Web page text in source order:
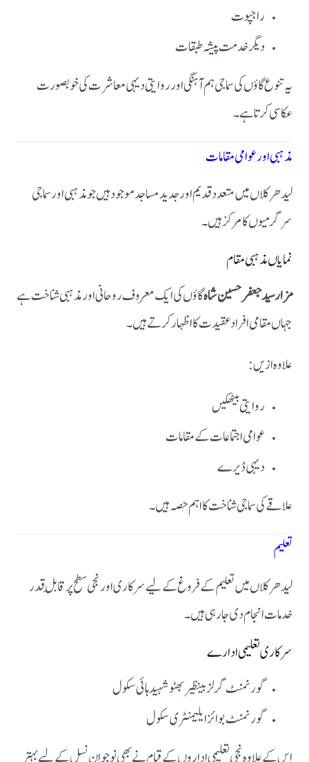
راجپوت
دیگر خدمت پیشہ طبقات
یہ تنوع گاؤں کی سماجی ہم آہنگی اور روایتی دیہی معاشرت کی خوبصورت
عکاسی کرتا ہے۔
مذہبی اور عوامی مقامات
لیدھر کلاں میں متعدد قدیم اور جدید مساجد موجود ہیں جو مذہبی اور سماجی
سرگرمیوں کا مرکز ہیں۔
نمایاں مذہبی مقام
مزار سید جعفر حسین شاہگاؤں کی ایک معروف روحانی اور مذہبی شناخت ہے
جہاں مقامی افراد عقیدت کا اظہار کرتے ہیں۔
علاوہ ازیں:
روایتی بیٹھکیں
عوامی اجتماعات کے مقامات
دیہی ڈیرے
علاقے کی سماجی شناخت کا اہم حصہ ہیں۔
تعلیم
لیدھر کلاں میں تعلیم کے فروغ کے لیے سرکاری اور نجی سطح پر قابلِ قدر
خدمات انجام دی جا رہی ہیں۔
سرکاری تعلیمی ادارے
گورنمنٹ گرلز بینظیر بھٹو شہید ہائی سکول
گورنمنٹ بوائز ایلیمنٹری سکول